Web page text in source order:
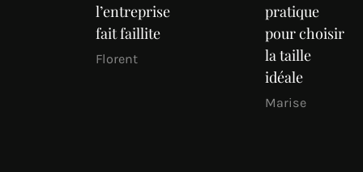
l’entreprise
fait faillite
Florent
pratique
pour choisir
la taille
idéale
Marise